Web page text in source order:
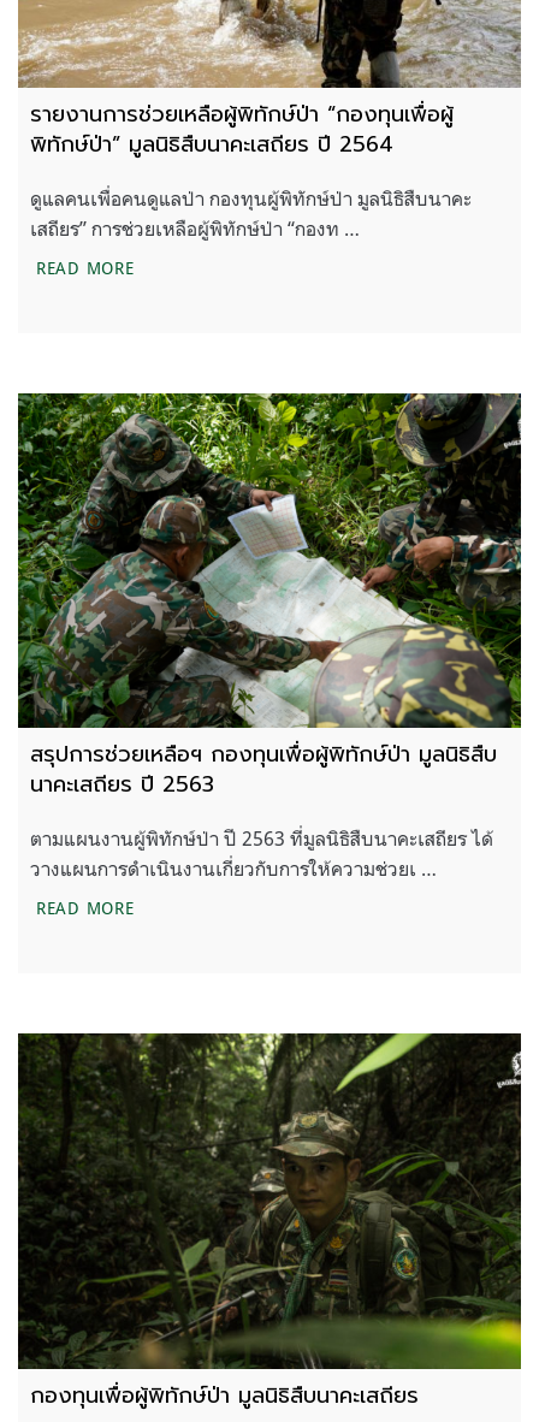
รายงานการช่วยเหลือผู้พิทักษ์ป่า “กองทุนเพื่อผู้
พิทักษ์ป่า” มูลนิธิสืบนาคะเสถียร ปี 2564
ดูแลคนเพื่อคนดูแลป่า กองทุนผู้พิทักษ์ป่า มูลนิธิสืบนาคะ
เสถียร” การช่วยเหลือผู้พิทักษ์ป่า “กองท …
READ MOREรายงานการช่วยเหลือผู้พิทักษ์ป่า “กองทุนเพื่อผู้พิทักษ์
สรุปการช่วยเหลือฯ กองทุนเพื่อผู้พิทักษ์ป่า มูลนิธิสืบ
นาคะเสถียร ปี 2563
ตามแผนงานผู้พิทักษ์ป่า ปี 2563 ที่มูลนิธิสืบนาคะเสถียร ได้
วางแผนการดำเนินงานเกี่ยวกับการให้ความช่วยเ …
READ MOREสรุปการช่วยเหลือฯ กองทุนเพื่อผู้พิทักษ์ป่า มูลนิธิสืบนา
กองทุนเพื่อผู้พิทักษ์ป่า มูลนิธิสืบนาคะเสถียร